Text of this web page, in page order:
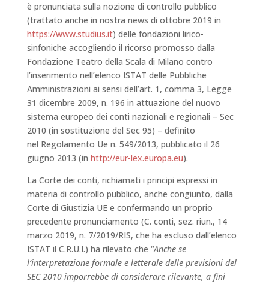
è pronunciata sulla nozione di controllo pubblico
(trattato anche in nostra news di ottobre 2019 in
https://www.studius.it) delle fondazioni lirico-
sinfoniche accogliendo il ricorso promosso dalla
Fondazione Teatro della Scala di Milano contro
l’inserimento nell’elenco ISTAT delle Pubbliche
Amministrazioni ai sensi dell’art. 1, comma 3, Legge
31 dicembre 2009, n. 196 in attuazione del nuovo
sistema europeo dei conti nazionali e regionali – Sec
2010 (in sostituzione del Sec 95) – definito
nel Regolamento Ue n. 549/2013, pubblicato il 26
giugno 2013 (in http://eur-lex.europa.eu).
La Corte dei conti, richiamati i principi espressi in
materia di controllo pubblico, anche congiunto, dalla
Corte di Giustizia UE e confermando un proprio
precedente pronunciamento (C. conti, sez. riun., 14
marzo 2019, n. 7/2019/RIS, che ha escluso dall’elenco
ISTAT il C.R.U.I.) ha rilevato che “Anche se
l’interpretazione formale e letterale delle previsioni del
SEC 2010 imporrebbe di considerare rilevante, a fini